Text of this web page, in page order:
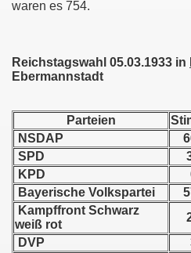
waren es 754.
Reichstagswahl 05.03.1933 in
Ebermannstadt
Parteien
NSDAP
SPD
KPD
Bayerische Volkspartei
Kampffront Schwarz
weiß rot
DVP